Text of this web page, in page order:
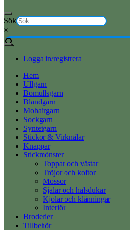
Sök
×
Logga in/registrera
Hem
Ullgarn
Bomullsgarn
Blandgarn
Mohairgarn
Sockgarn
Syntetgarn
Stickor & Virknålar
Knappar
Stickmönster
Toppar och västar
Tröjor och koftor
Mössor
Sjalar och halsdukar
Kjolar och klänningar
Interiör
Broderier
Tillbehör